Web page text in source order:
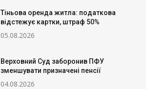
Тіньова оренда житла: податкова
відстежує картки, штраф 50%
05.08.2026
Верховний Суд заборонив ПФУ
зменшувати призначені пенсії
04.08.2026